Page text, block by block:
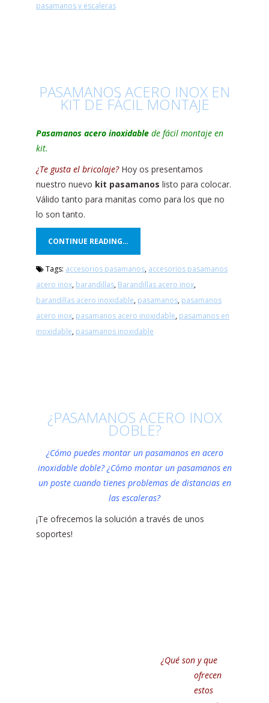
pasamanos y escaleras
PASAMANOS ACERO INOX EN
KIT DE FÁCIL MONTAJE
Pasamanos acero inoxidable de fácil montaje en
kit.
¿Te gusta el bricolaje?Hoy os presentamos
nuestro nuevo kit pasamanos listo para colocar.
Válido tanto para manitas como para los que no
lo son tanto.
CONTINUE READING…
Tags: accesorios pasamanos, accesorios pasamanos
acero inox, barandillas, Barandillas acero inox,
barandillas acero inoxidable, pasamanos, pasamanos
acero inox, pasamanos acero inoxidable, pasamanos en
inoxidable, pasamanos inoxidable
¿PASAMANOS ACERO INOX
DOBLE?
¿Cómo puedes montar un pasamanos en acero
inoxidable doble? ¿Cómo montar un pasamanos en
un poste cuando tienes problemas de distancias en
las escaleras?
¡Te ofrecemos la solución a través de unos
soportes!
¿Qué son y que
ofrecen
estos